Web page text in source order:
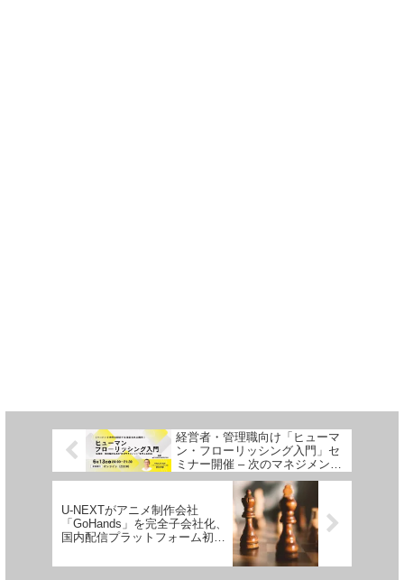
経営者・管理職向け「ヒューマ
ン・フローリッシング入門」セ
ミナー開催 – 次のマネジメント
を考える90分
U-NEXTがアニメ制作会社
「GoHands」を完全子会社化、
国内配信プラットフォーム初の
題